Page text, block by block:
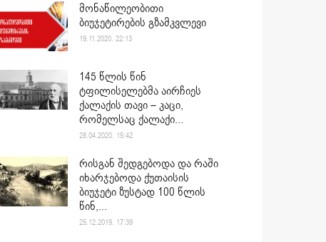
მონაწილეობითი
ბიუჯეტირების გზამკვლევი
19.11.2020. 22:13
145 წლის წინ
ტფილისელებმა აირჩიეს
ქალაქის თავი – კაცი,
რომელსაც ქალაქი...
28.04.2020. 15:42
რისგან შედგებოდა და რაში
იხარჯებოდა ქუთაისის
ბიუჯეტი ზუსტად 100 წლის
წინ,...
25.12.2019. 17:39